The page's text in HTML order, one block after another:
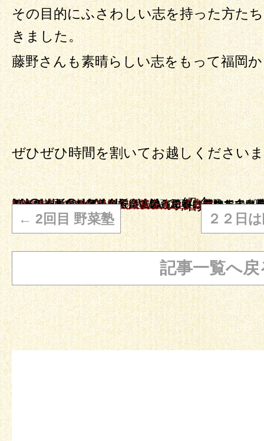
その目的にふさわしい志を持った方た
きました。
藤野さんも素晴らしい志をもって福岡
ぜひぜひ時間を割いてお越しください
MICHIKO KAMIKAWA の紹介
オーナーの上川 美智子です。こんなに豊かなのに味気ないと思われている玄米菜食を楽しんで食べていただけるよう頑張っています。 そしてもう一つの顔。 自然療法のエキスパートになるべく日々勉強しております。自身の乳がんを自身で癒した経験を基に精神面、スピリチャル、自ら治る力を立ち上げる自然療法をお伝え実際に自分でできるようにお教えしています。まずは体験してみること、をお勧めします。 私がここまで来れたのはまずやってみる！事に徹してきたから
MICHIKO KAMIKAWA の投稿をすべて表示→
← 2回目 野菜塾 ２２日
記事一覧へ戻